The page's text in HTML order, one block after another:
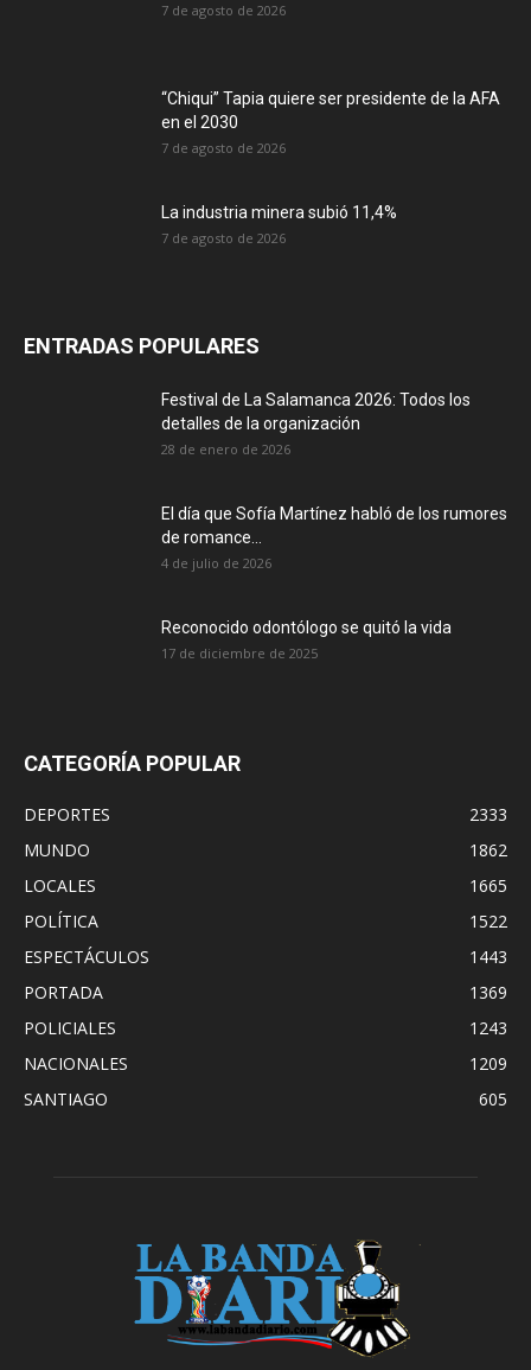
7 de agosto de 2026
“Chiqui” Tapia quiere ser presidente de la AFA
en el 2030
7 de agosto de 2026
La industria minera subió 11,4%
7 de agosto de 2026
ENTRADAS POPULARES
Festival de La Salamanca 2026: Todos los
detalles de la organización
28 de enero de 2026
El día que Sofía Martínez habló de los rumores
de romance...
4 de julio de 2026
Reconocido odontólogo se quitó la vida
17 de diciembre de 2025
CATEGORÍA POPULAR
DEPORTES
2333
MUNDO
1862
LOCALES
1665
POLÍTICA
1522
ESPECTÁCULOS
1443
PORTADA
1369
POLICIALES
1243
NACIONALES
1209
SANTIAGO
605